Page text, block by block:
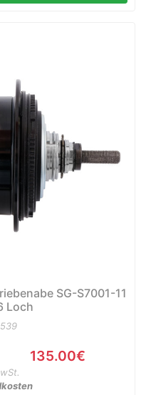
SG-S7001-11
Loch
135.00€